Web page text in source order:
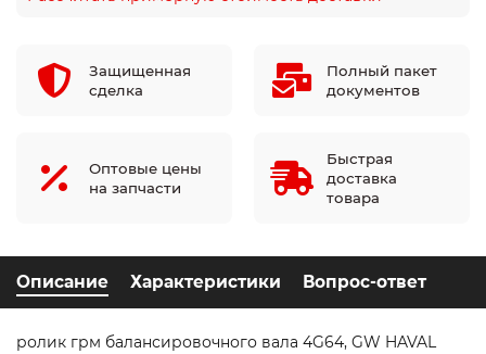
Защищенная
сделка
Полный пакет
документов
Оптовые цены
на запчасти
Быстрая
доставка
товара
Описание Характеристики Вопрос-ответ
ролик грм балансировочного вала 4G64, GW HAVAL